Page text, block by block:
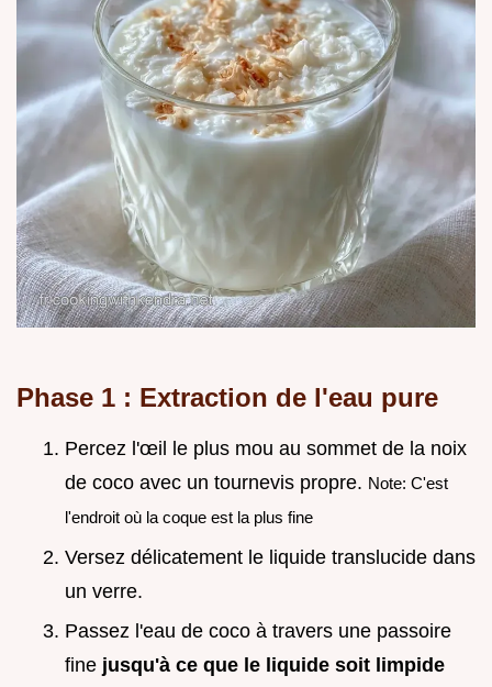
Phase 1 : Extraction de l'eau pure
Percez l'œil le plus mou au sommet de la noix
de coco avec un tournevis propre. Note: C'est
l'endroit où la coque est la plus fine
Versez délicatement le liquide translucide dans
un verre.
Passez l'eau de coco à travers une passoire
fine jusqu'à ce que le liquide soit limpide